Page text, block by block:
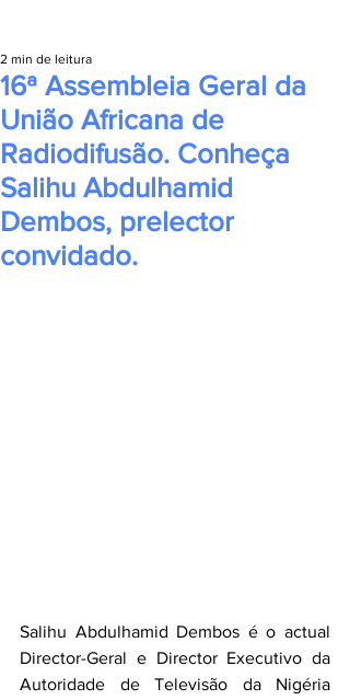
16ª Assembleia Geral da
União Africana de
Radiodifusão. Conheça
Salihu Abdulhamid
Dembos, prelector
convidado.
2 min de leitura
Salihu Abdulhamid Dembos é o actual
Director-Geral e Director Executivo da
Autoridade de Televisão da Nigéria